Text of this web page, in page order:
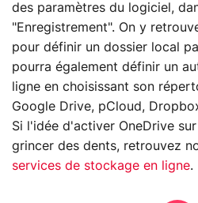
des paramètres du logiciel,
"Enregistrement". On y
pour définir un dossier local
pourra également définir un
ligne en choisissant son
Google Drive, pCloud,
Si l'idée d'activer OneDrive
grincer des dents, retrouvez
services de stockage en ligne.